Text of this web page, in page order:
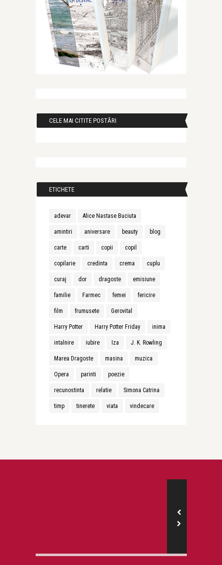
CELE MAI CITITE POSTĂRI
ETICHETE
adevar Alice Nastase Buciuta
amintiri aniversare beauty blog
carte carti copii copil
copilarie credinta crema cuplu
curaj dor dragoste emisiune
familie Farmec femei fericire
film frumusete Gerovital
Harry Potter Harry Potter Friday inima
intalnire iubire Iza J. K. Rowling
Marea Dragoste masina muzica
Opera parinti poezie
recunostinta relatie Simona Catrina
timp tinerete viata vindecare